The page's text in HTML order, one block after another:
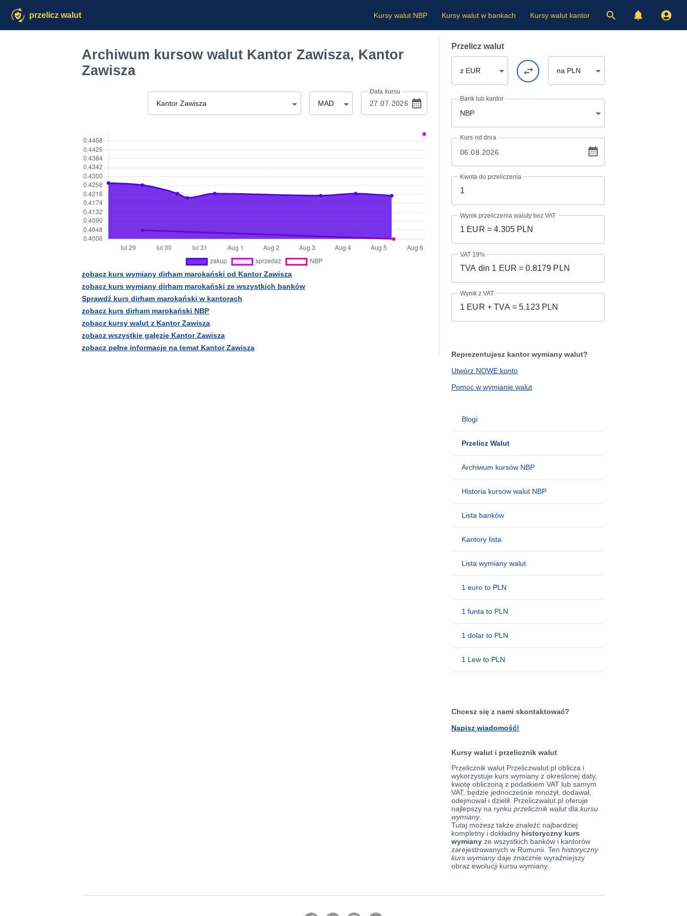
przelicz walut Kursy walut NBP Kursy walut w bankach Kursy walut kantor
Archiwum kursow walut Kantor Zawisza, Kantor
Zawisza
Kantor Zawisza MAD
Data kursu
zobacz kurs wymiany dirham marokański od Kantor Zawisza
zobacz kurs wymiany dirham marokański ze wszystkich banków
Sprawdź kurs dirham marokański w kantorach
zobacz kurs dirham marokański NBP
zobacz kursy walut z Kantor Zawisza
zobacz wszystkie gałęzie Kantor Zawisza
zobacz pełne informacje na temat Kantor Zawisza
Przelicz walut
z EUR na PLN
Bank lub kantor
NBP
Kurs od dnia
Kwota do przeliczenia
Wynik przeliczenia waluty bez VAT
VAT 19%
Wynik z VAT
Reprezentujesz kantor wymiany walut?
Utwórz NOWE konto
Pomoc w wymianie walut
Blogi
Przelicz Walut
Archiwum kursów NBP
Historia kursow walut NBP
Lista banków
Kantory lista
Lista wymiany walut
1 euro to PLN
1 funta to PLN
1 dolar to PLN
1 Lew to PLN
Chcesz się z nami skontaktować?
Napisz wiadomość!
Kursy walut i przelicznik walut
Przelicznik walut Przeliczwalut.pl oblicza i
wykorzystuje kurs wymiany z określonej daty,
kwotę obliczoną z podatkiem VAT lub samym
VAT, będzie jednocześnie mnożył, dodawał,
odejmował i dzielił. Przeliczwalut.pl oferuje
najlepszy na rynku przelicznik walutdla kursu
wymiany.
Tutaj możesz także znaleźć najbardziej
kompletny i dokładny historyczny kurs
wymiany ze wszystkich banków i kantorów
zarejestrowanych w Rumunii. Ten historyczny
kurs wymianydaje znacznie wyraźniejszy
obraz ewolucji kursu wymiany.